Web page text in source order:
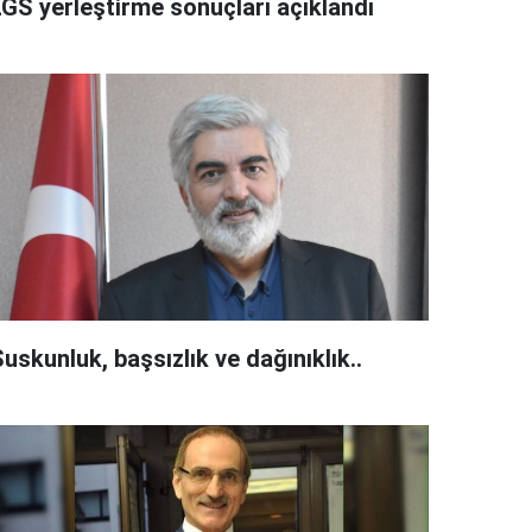
yerleştirme sonuçları açıklandı
başsızlık ve dağınıklık..